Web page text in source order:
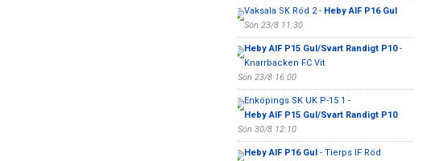
Vaksala SK Röd 2 - Heby AIF P16 Gul
Sön 23/8 11:30
Heby AIF P15 Gul/Svart Randigt P10-
Knarrbacken FC Vit
Sön 23/8 16:00
Enköpings SK UK P-15 1 -
Heby AIF P15 Gul/Svart Randigt P10
Sön 30/8 12:10
Heby AIF P16 Gul- Tierps IF Röd